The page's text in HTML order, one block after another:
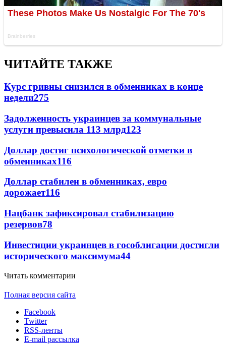
ЧИТАЙТЕ ТАКЖЕ
Курс гривны снизился в обменниках в конце
недели275
Задолженность украинцев за коммунальные
услуги превысила 113 млрд123
Доллар достиг психологической отметки в
обменниках116
Доллар стабилен в обменниках, евро
дорожает116
Нацбанк зафиксировал стабилизацию
резервов78
Инвестиции украинцев в гособлигации достигли
исторического максимума44
Читать комментарии
Полная версия сайта
Facebook
Twitter
RSS-ленты
E-mail рассылка